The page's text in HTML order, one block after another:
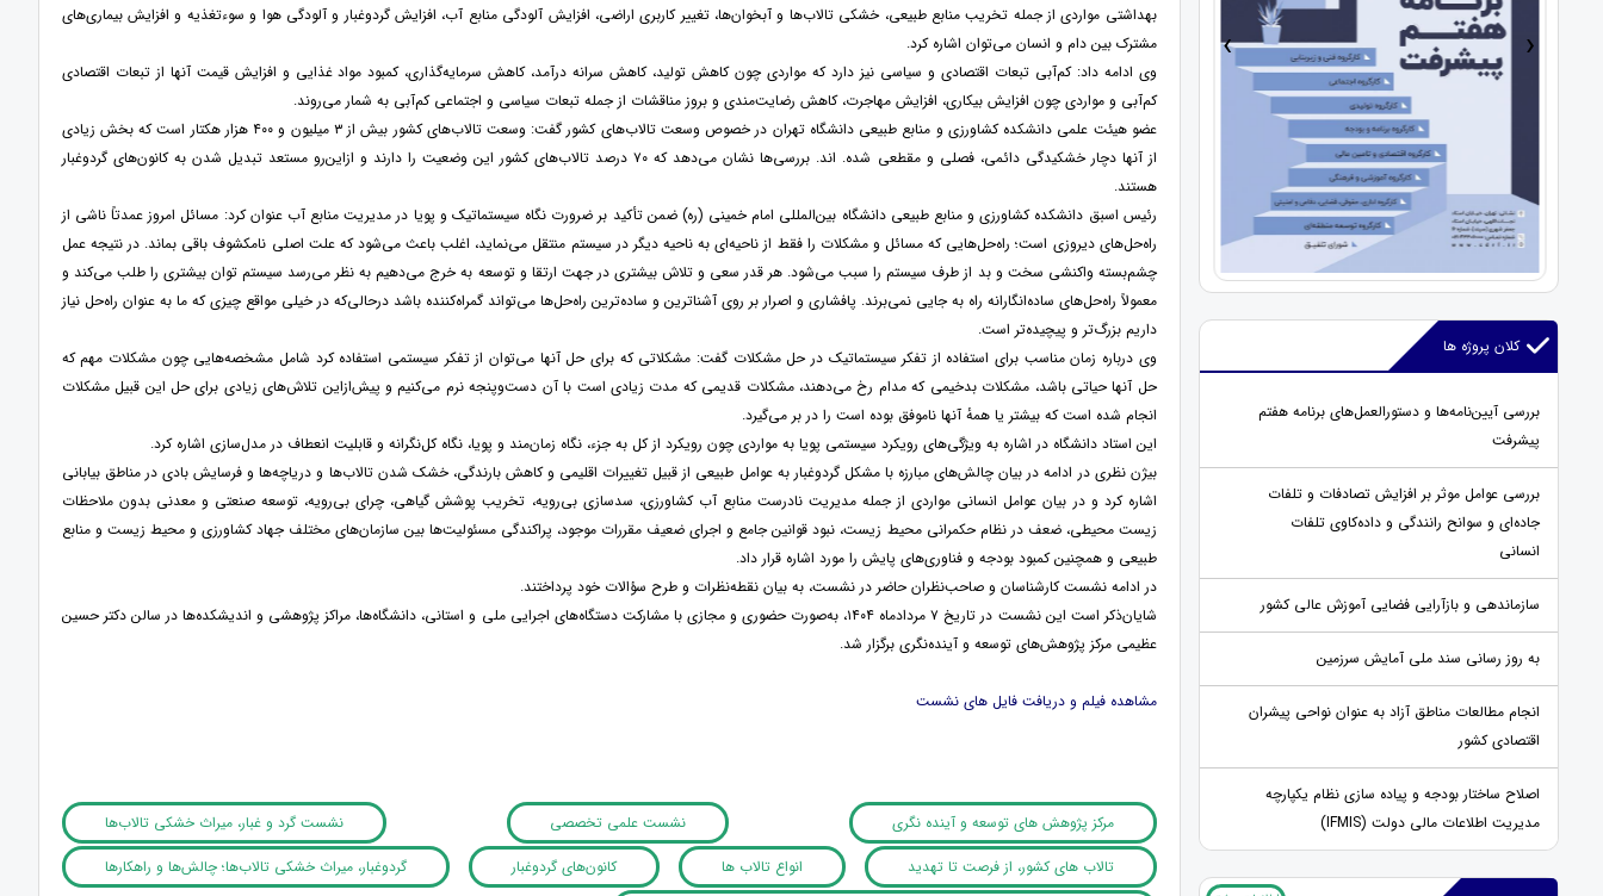
› ‹
کلان پروژه ها
بررسی آیین‌نامه‌ها و دستورالعمل‌های برنامه هفتم
پیشرفت
بررسی عوامل موثر بر افزایش تصادفات و تلفات
جاده‌ای و سوانح رانندگی و داده‌کاوی تلفات
انسانی
سازماندهی و بازآرایی فضایی آموزش عالی کشور
به روز رسانی سند ملی آمایش سرزمین
انجام مطالعات مناطق آزاد به عنوان نواحی پیشران
اقتصادی کشور
اصلاح ساختار بودجه و پیاده سازی نظام یکپارچه
مدیریت اطلاعات مالی دولت (IFMIS)
بهداشتی مواردی از جمله تخریب منابع طبیعی، خشکی تالاب‌ها و آبخوان‌ها، تغییر کاربری اراضی، افزایش آلودگی منابع آب، افزایش گردوغبار و آلودگی هوا و سوءتغذیه و افزایش بیماری‌های
مشترک بین دام و انسان می‌توان اشاره کرد.
وی ادامه داد: کم‌آبی تبعات اقتصادی و سیاسی نیز دارد که مواردی چون کاهش تولید، کاهش سرانه درآمد، کاهش سرمایه‌گذاری، کمبود مواد غذایی و افزایش قیمت آنها از تبعات اقتصادی
کم‌آبی و مواردی چون افزایش بیکاری، افزایش مهاجرت، کاهش رضایت‌مندی و بروز مناقشات از جمله تبعات سیاسی و اجتماعی کم‌آبی به شمار می‌روند.
عضو هیئت علمی دانشکده کشاورزی و منابع طبیعی دانشگاه تهران در خصوص وسعت تالاب‌های کشور گفت: وسعت تالاب‌های کشور بیش از ۳ میلیون و ۴۰۰ هزار هکتار است که بخش زیادی
از آنها دچار خشکیدگی دائمی، فصلی و مقطعی شده. اند. بررسی‌ها نشان می‌دهد که ۷۰ درصد تالاب‌های کشور این وضعیت را دارند و ازاین‌رو مستعد تبدیل شدن به کانون‌های گردوغبار
هستند.
رئیس اسبق دانشکده کشاورزی و منابع طبیعی دانشگاه بین‌المللی امام خمینی (ره) ضمن تأکید بر ضرورت نگاه سیستماتیک و پویا در مدیریت منابع آب عنوان کرد: مسائل امروز عمدتاً ناشی از
راه‌حل‌های دیروزی است؛ راه‌حل‌هایی که مسائل و مشکلات را فقط از ناحیه‌ای به ناحیه دیگر در سیستم منتقل می‌نماید، اغلب باعث می‌شود که علت اصلی نامکشوف باقی بماند. در نتیجه عمل
چشم‌بسته واکنشی سخت و بد از طرف سیستم را سبب می‌شود. هر قدر سعی و تلاش بیشتری در جهت ارتقا و توسعه به خرج می‌دهیم به نظر می‌رسد سیستم توان بیشتری را طلب می‌کند و
معمولاً راه‌حل‌های ساده‌انگارانه راه به جایی نمی‌برند. پافشاری و اصرار بر روی آشناترین و ساده‌ترین راه‌حل‌ها می‌تواند گمراه‌کننده باشد درحالی‌که در خیلی مواقع چیزی که ما به عنوان راه‌حل نیاز
داریم بزرگ‌تر و پیچیده‌تر است.
وی درباره زمان مناسب برای استفاده از تفکر سیستماتیک در حل مشکلات گفت: مشکلاتی که برای حل آنها می‌توان از تفکر سیستمی استفاده کرد شامل مشخصه‌هایی چون مشکلات مهم که
حل آنها حیاتی باشد، مشکلات بدخیمی که مدام رخ می‌دهند، مشکلات قدیمی که مدت زیادی است با آن دست‌وپنجه نرم می‌کنیم و پیش‌ازاین تلاش‌های زیادی برای حل این قبیل مشکلات
انجام شده است که بیشتر یا همهٔ آنها ناموفق بوده است را در بر می‌گیرد.
این استاد دانشگاه در اشاره به ویژگی‌های رویکرد سیستمی پویا به مواردی چون رویکرد از کل به جزء، نگاه زمان‌مند و پویا، نگاه کل‌نگرانه و قابلیت انعطاف در مدل‌سازی اشاره کرد.
بیژن نظری در ادامه در بیان چالش‌های مبارزه با مشکل گردوغبار به عوامل طبیعی از قبیل تغییرات اقلیمی و کاهش بارندگی، خشک شدن تالاب‌ها و دریاچه‌ها و فرسایش بادی در مناطق بیابانی
اشاره کرد و در بیان عوامل انسانی مواردی از جمله مدیریت نادرست منابع آب کشاورزی، سدسازی بی‌رویه، تخریب پوشش گیاهی، چرای بی‌رویه، توسعه صنعتی و معدنی بدون ملاحظات
زیست محیطی، ضعف در نظام حکمرانی محیط زیست، نبود قوانین جامع و اجرای ضعیف مقررات موجود، پراکندگی مسئولیت‌ها بین سازمان‌های مختلف جهاد کشاورزی و محیط زیست و منابع
طبیعی و همچنین کمبود بودجه و فناوری‌های پایش را مورد اشاره قرار داد.
در ادامه نشست کارشناسان و صاحب‌نظران حاضر در نشست، به بیان نقطه‌نظرات و طرح سؤالات خود پرداختند.
شایان‌ذکر است این نشست در تاریخ ۷ مردادماه ۱۴۰۴، به‌صورت حضوری و مجازی با مشارکت دستگاه‌های اجرایی ملی و استانی، دانشگاه‌ها، مراکز پژوهشی و اندیشکده‌ها در سالن دکتر حسین
عظیمی مرکز پژوهش‌های توسعه و آینده‌نگری برگزار شد.
مشاهده فیلم و دریافت فایل های نشست
مرکز پژوهش های توسعه و آینده نگری نشست علمی تخصصی
نشست گرد و غبار، میراث خشکی تالاب‌ها
تالاب های کشور، از فرصت تا تهدید
انواع تالاب ها کانون‌های گردوغبار
گردوغبار، میراث خشکی تالاب‌ها؛ چالش‌ها و راهکارها